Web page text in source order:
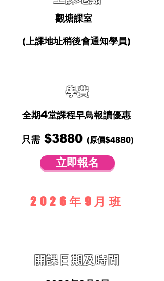
觀塘課室
(上課地址稍後會通知學員)
學費
全期4堂課程早鳥報讀優惠
只需 $3880 (原價$4880)
立即報名
2026年9月班
​開課日期及時間